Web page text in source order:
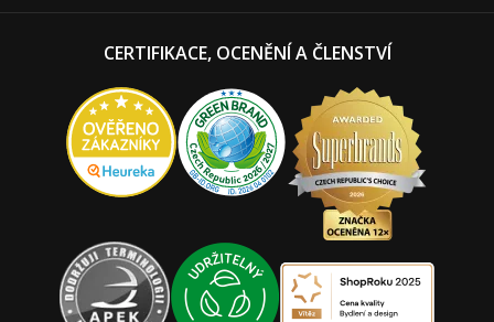
CERTIFIKACE, OCENĚNÍ A ČLENSTVÍ